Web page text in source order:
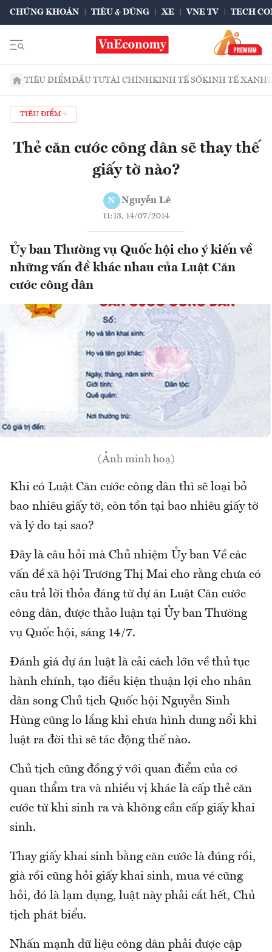
CHỨNG KHOÁN TIÊU & DÙNG XE VNE TV TECH
TIÊU ĐIỂMĐẦU TƯTÀI CHÍNHKINH TẾ SỐKINH TẾ XANH
TIÊU ĐIỂM
Thẻ căn cước công dân sẽ thay thế
giấy tờ nào?
N Nguyễn Lê
11:13, 14/07/2014
Ủy ban Thường vụ Quốc hội cho ý kiến về
những vấn đề khác nhau của Luật Căn
cước công dân
(Ảnh minh hoạ)
Khi có Luật Căn cước công dân thì sẽ loại bỏ
bao nhiêu giấy tờ, còn tồn tại bao nhiêu giấy tờ
và lý do tại sao?
Đây là câu hỏi mà Chủ nhiệm Ủy ban Về các
vấn đề xã hội Trương Thị Mai cho rằng chưa có
câu trả lời thỏa đáng từ dự án Luật Căn cước
công dân, được thảo luận tại Ủy ban Thường
vụ Quốc hội, sáng 14/7.
Đánh giá dự án luật là cải cách lớn về thủ tục
hành chính, tạo điều kiện thuận lợi cho nhân
dân song Chủ tịch Quốc hội Nguyễn Sinh
Hùng cũng lo lắng khi chưa hình dung nổi khi
luật ra đời thì sẽ tác động thế nào.
Chủ tịch cũng đồng ý với quan điểm của cơ
quan thẩm tra và nhiều vị khác là cấp thẻ căn
cước từ khi sinh ra và không cần cấp giấy khai
sinh.
Thay giấy khai sinh bằng căn cước là đúng rồi,
già rồi cũng hỏi giấy khai sinh, mua vé cũng
hỏi, đó là lạm dụng, luật này phải cắt hết, Chủ
tịch phát biểu.
Nhấn mạnh dữ liệu công dân phải được cập